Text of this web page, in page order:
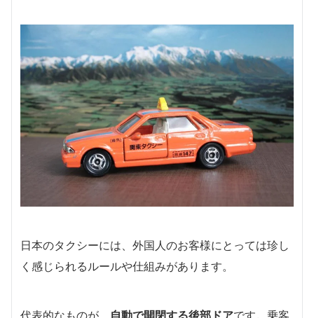
日本のタクシーには、外国人のお客様にとっては珍し
く感じられるルールや仕組みがあります。
代表的なものが、 自動で開閉する後部ドアです。乗客